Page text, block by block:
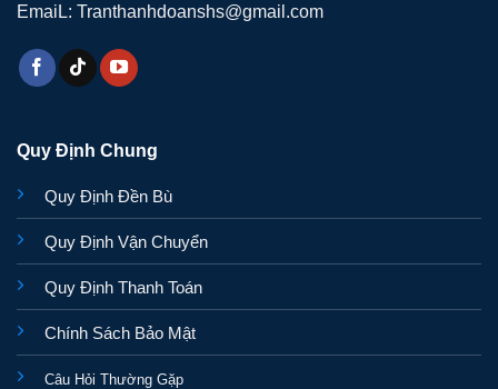
EmaiL: Tranthanhdoanshs@gmail.com
Quy Định Chung
Quy Định Đền Bù
Quy Định Vận Chuyển
Quy Định Thanh Toán
Chính Sách Bảo Mật
Câu Hỏi Thường Gặp